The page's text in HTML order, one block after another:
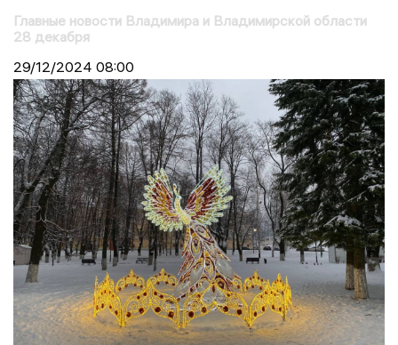
Главные новости Владимира и Владимирской области
28 декабря
29/12/2024 08:00